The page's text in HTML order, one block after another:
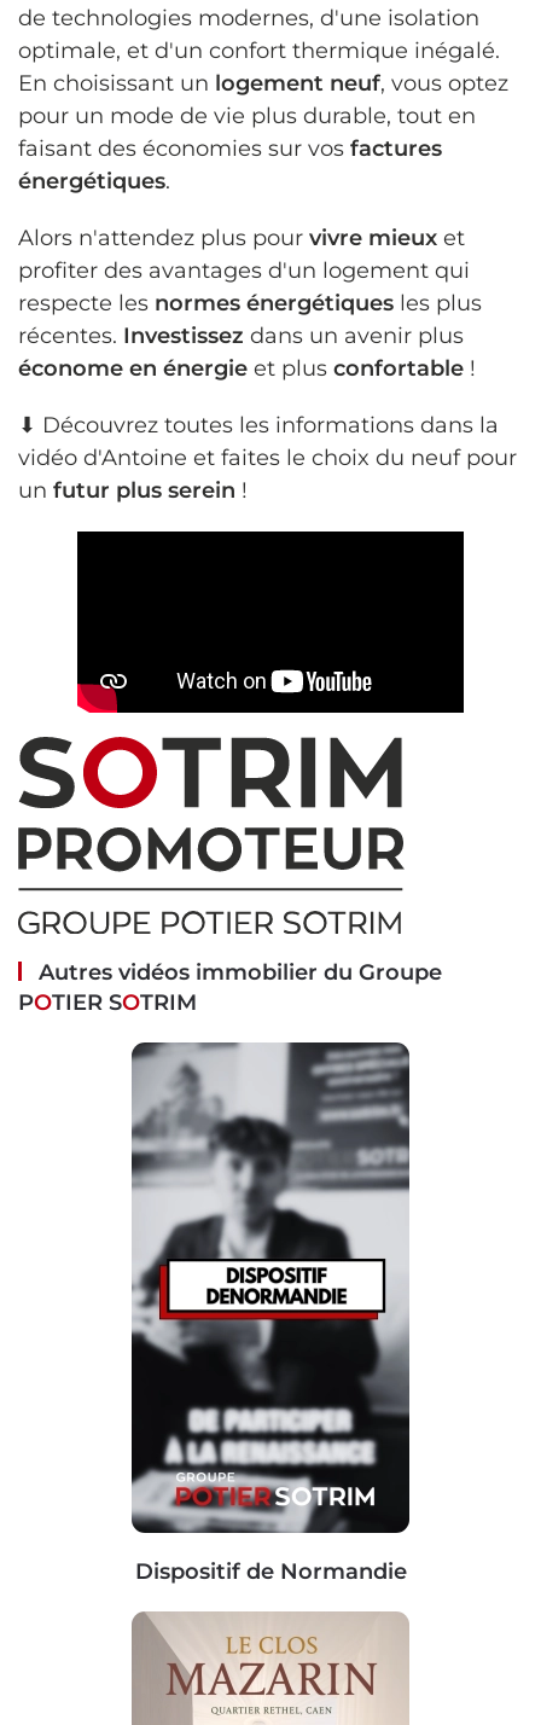
de technologies modernes, d'une isolation
optimale, et d'un confort thermique inégalé.
En choisissant un logement neuf, vous optez
pour un mode de vie plus durable, tout en
faisant des économies sur vos factures
énergétiques.
Alors n'attendez plus pour vivre mieux et
profiter des avantages d'un logement qui
respecte les normes énergétiques les plus
récentes. Investissez dans un avenir plus
économe en énergie et plus confortable !
⬇ Découvrez toutes les informations dans la
vidéo d'Antoine et faites le choix du neuf pour
un futur plus serein !
Autres vidéos immobilier du Groupe
POTIER SOTRIM
Dispositif de Normandie